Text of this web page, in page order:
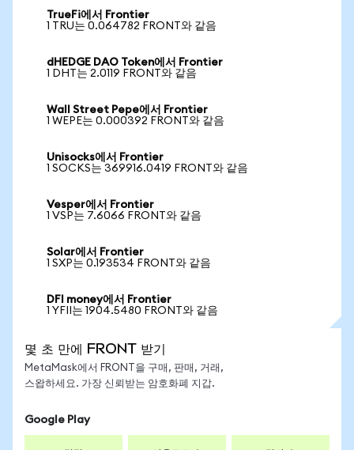
TrueFi에서 Frontier
1 TRU는 0.064782 FRONT와 같음
dHEDGE DAO Token에서 Frontier
1 DHT는 2.0119 FRONT와 같음
Wall Street Pepe에서 Frontier
1 WEPE는 0.000392 FRONT와 같음
Unisocks에서 Frontier
1 SOCKS는 369916.0419 FRONT와 같음
Vesper에서 Frontier
1 VSP는 7.6066 FRONT와 같음
Solar에서 Frontier
1 SXP는 0.193534 FRONT와 같음
DFI money에서 Frontier
1 YFII는 1904.5480 FRONT와 같음
몇 초 만에 FRONT 받기
MetaMask에서 FRONT을 구매, 판매, 거래,
스왑하세요. 가장 신뢰받는 암호화폐 지갑.
Google Play